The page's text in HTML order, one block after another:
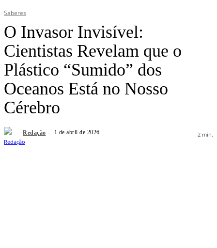
Saberes
O Invasor Invisível:
Cientistas Revelam que o
Plástico “Sumido” dos
Oceanos Está no Nosso
Cérebro
Redação 1 de abril de 2026 2 min.